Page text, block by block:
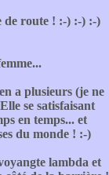
de route ! :-) :-) :-)
a plusieurs (je ne
se satisfaisant
en temps... et
du monde ! :-)
lambda et